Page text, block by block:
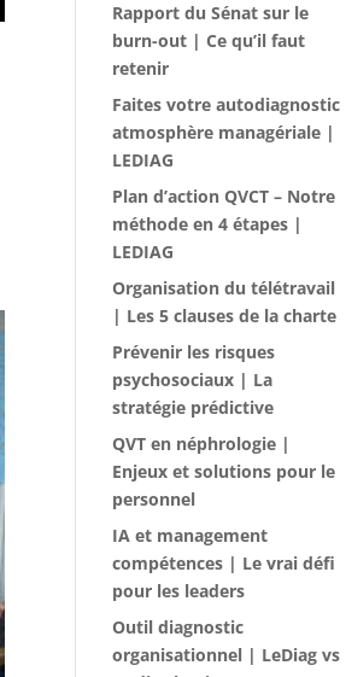
Rapport du Sénat sur le
burn-out | Ce qu’il faut
retenir
Faites votre autodiagnostic
atmosphère managériale |
LEDIAG
Plan d’action QVCT – Notre
méthode en 4 étapes |
LEDIAG
Organisation du télétravail
| Les 5 clauses de la charte
Prévenir les risques
psychosociaux | La
stratégie prédictive
QVT en néphrologie |
Enjeux et solutions pour le
personnel
IA et management
compétences | Le vrai défi
pour les leaders
Outil diagnostic
organisationnel | LeDiag vs